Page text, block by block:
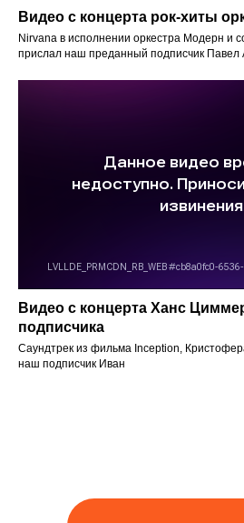
Видео с концерта рок-хиты
Nirvana в исполнении оркестра Модерн и
прислал наш преданный подписчик Павел
Видео с концерта Ханс
подписчика
Саундтрек из фильма Inception,
наш подписчик Иван